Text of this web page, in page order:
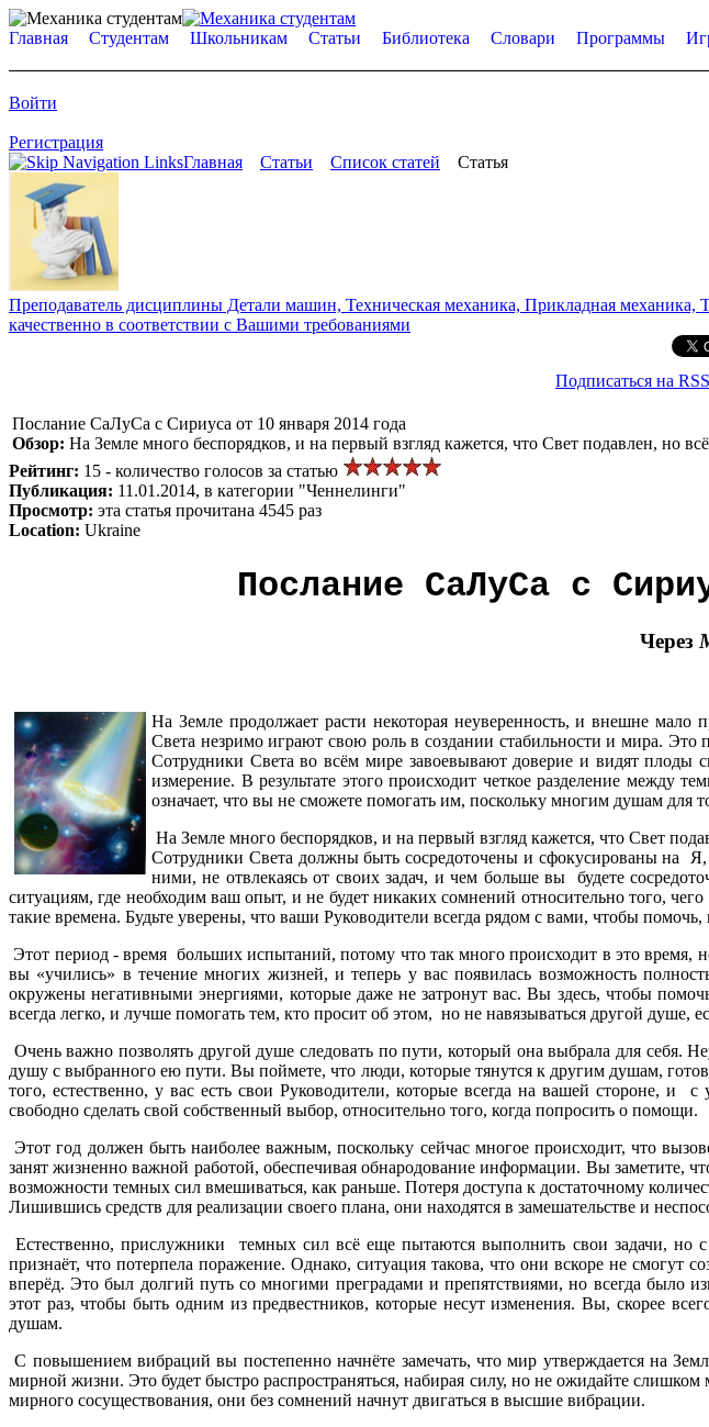
Главная Студентам Школьникам Статьи Библиотека Словари Программы
Войти
Регистрация
Главная
Статьи Список статей Статья
Преподаватель дисциплины Детали машин, Техническая механика, Прикладная механика,
качественно в соответствии с Вашими требованиями
Подписаться на
Послание СаЛуСа с Сириуса от 10 января 2014 года
Обзор: На Земле много беспорядков, и на первый взгляд кажется, что Свет подавлен, но
Рейтинг: 15 - количество голосов за статью
Публикация: 11.01.2014, в категории "Ченнелинги"
Просмотр: эта статья прочитана 4545 раз
Location: Ukraine
Послание СаЛуСа с
Через
На Земле продолжает расти некоторая неуверенность, и внешне
Света незримо играют свою роль в создании стабильности и мира.
Сотрудники Света во всём мире завоевывают доверие и видят плоды
измерение. В результате этого происходит четкое разделение
означает, что вы не сможете помогать им, поскольку многим душам для
На Земле много беспорядков, и на первый взгляд кажется, что Свет
Сотрудники Света должны быть сосредоточены и сфокусированы на
ними, не отвлекаясь от своих задач, и чем больше вы будете
ситуациям, где необходим ваш опыт, и не будет никаких сомнений относительно того,
такие времена. Будьте уверены, что ваши Руководители всегда рядом с вами, чтобы
Этот период - время больших испытаний, потому что так много происходит в это время,
вы «учились» в течение многих жизней, и теперь у вас появилась возможность
окружены негативными энергиями, которые даже не затронут вас. Вы здесь, чтобы
всегда легко, и лучше помогать тем, кто просит об этом, но не навязываться другой душе,
Очень важно позволять другой душе следовать по пути, который она выбрала для себя.
душу с выбранного ею пути. Вы поймете, что люди, которые тянутся к другим душам,
того, естественно, у вас есть свои Руководители, которые всегда на вашей стороне, и
свободно сделать свой собственный выбор, относительно того, когда попросить о помощи.
Этот год должен быть наиболее важным, поскольку сейчас многое происходит, что
занят жизненно важной работой, обеспечивая обнародование информации. Вы заметите,
возможности темных сил вмешиваться, как раньше. Потеря доступа к достаточному
Лишившись средств для реализации своего плана, они находятся в замешательстве и
Естественно, прислужники темных сил всё еще пытаются выполнить свои задачи,
признаёт, что потерпела поражение. Однако, ситуация такова, что они вскоре не
вперёд. Это был долгий путь со многими преградами и препятствиями, но всегда было
этот раз, чтобы быть одним из предвестников, которые несут изменения. Вы, скорее
душам.
С повышением вибраций вы постепенно начнёте замечать, что мир утверждается на
мирной жизни. Это будет быстро распространяться, набирая силу, но не ожидайте
мирного сосуществования, они без сомнений начнут двигаться в высшие вибрации.